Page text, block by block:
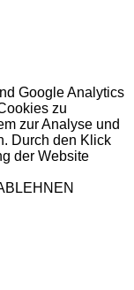
Google Analytics
zu
zur Analyse und
Durch den Klick
der Website